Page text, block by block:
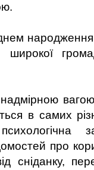
вагою
в самих
про
сніданку,